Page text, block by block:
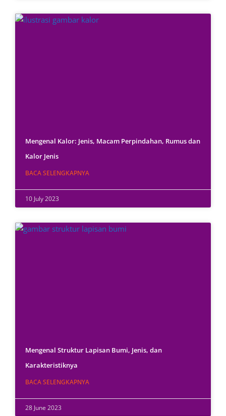
Mengenal Kalor: Jenis, Macam Perpindahan, Rumus dan
Kalor Jenis
BACA SELENGKAPNYA
10 July 2023
Mengenal Struktur Lapisan Bumi, Jenis, dan
Karakteristiknya
BACA SELENGKAPNYA
28 June 2023